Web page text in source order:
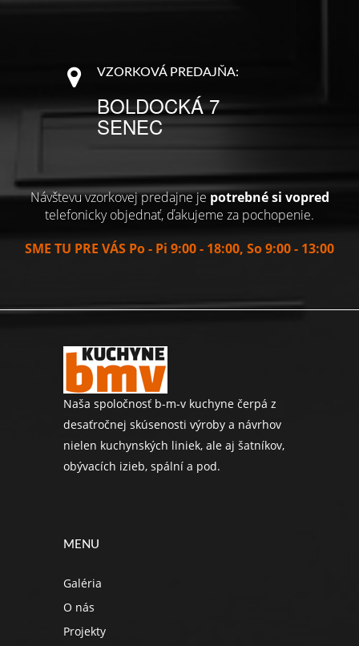
VZORKOVÁ PREDAJŇA:
BOLDOCKÁ 7
SENEC
Návštevu vzorkovej predajne jepotrebné si vopred
telefonicky objednať, ďakujeme za pochopenie.
SME TU PRE VÁS Po - Pi 9:00 - 18:00, So 9:00 - 13:00
Naša spoločnosť b-m-v kuchyne čerpá z
desaťročnej skúsenosti výroby a návrhov
nielen kuchynských liniek, ale aj šatníkov,
obývacích izieb, spální a pod.
MENU
Galéria
O nás
Projekty